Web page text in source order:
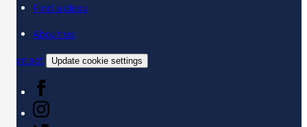
Find a class
About us
Contact
Update cookie settings